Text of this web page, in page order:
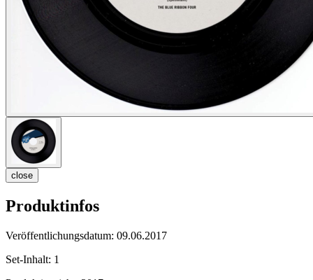
close
Produktinfos
Veröffentlichungsdatum: 09.06.2017
Set-Inhalt: 1